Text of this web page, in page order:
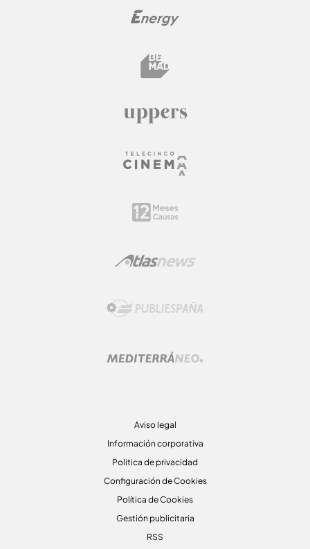
Aviso legal
Información corporativa
Politica de privacidad
Configuración de Cookies
Política de Cookies
Gestión publicitaria
RSS